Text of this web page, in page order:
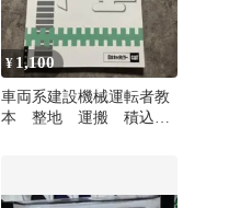
¥ 1,100
車両系建設機械運転者教
本 整地 運搬 積込